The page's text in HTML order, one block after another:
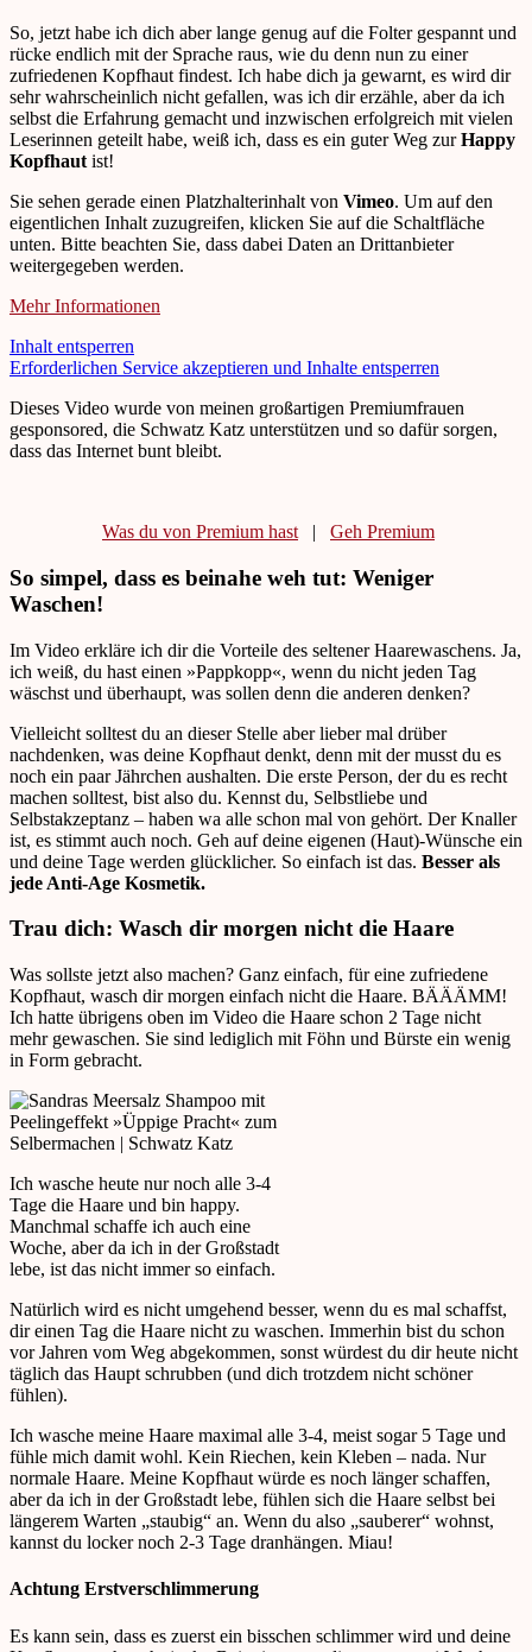
So, jetzt habe ich dich aber lange genug auf die Folter gespannt und
rücke endlich mit der Sprache raus, wie du denn nun zu einer
zufriedenen Kopfhaut findest. Ich habe dich ja gewarnt, es wird dir
sehr wahrscheinlich nicht gefallen, was ich dir erzähle, aber da ich
selbst die Erfahrung gemacht und inzwischen erfolgreich mit vielen
Leserinnen geteilt habe, weiß ich, dass es ein guter Weg zurHappy
Kopfhaut ist!
Sie sehen gerade einen Platzhalterinhalt von Vimeo. Um auf den
eigentlichen Inhalt zuzugreifen, klicken Sie auf die Schaltfläche
unten. Bitte beachten Sie, dass dabei Daten an Drittanbieter
weitergegeben werden.
Mehr Informationen
Inhalt entsperren
Erforderlichen Service akzeptieren und Inhalte entsperren
Dieses Video wurde von meinen großartigen Premiumfrauen
gesponsored, die Schwatz Katz unterstützen und so dafür sorgen,
dass das Internet bunt bleibt.
Was du von Premium hast | Geh Premium
So simpel, dass es beinahe weh tut: Weniger
Waschen!
Im Video erkläre ich dir die Vorteile des seltener Haarewaschens. Ja,
ich weiß, du hast einen »Pappkopp«, wenn du nicht jeden Tag
wäschst und überhaupt, was sollen denn die anderen denken?
Vielleicht solltest du an dieser Stelle aber lieber mal drüber
nachdenken, was deine Kopfhaut denkt, denn mit der musst du es
noch ein paar Jährchen aushalten. Die erste Person, der du es recht
machen solltest, bist also du. Kennst du, Selbstliebe und
Selbstakzeptanz – haben wa alle schon mal von gehört. Der Knaller
ist, es stimmt auch noch. Geh auf deine eigenen (Haut)-Wünsche ein
und deine Tage werden glücklicher. So einfach ist das. Besser als
jede Anti-Age Kosmetik.
Trau dich: Wasch dir morgen nicht die Haare
Was sollste jetzt also machen? Ganz einfach, für eine zufriedene
Kopfhaut, wasch dir morgen einfach nicht die Haare. BÄÄÄMM!
Ich hatte übrigens oben im Video die Haare schon 2 Tage nicht
mehr gewaschen. Sie sind lediglich mit Föhn und Bürste ein wenig
in Form gebracht.
Ich wasche heute nur noch alle 3-4
Tage die Haare und bin happy.
Manchmal schaffe ich auch eine
Woche, aber da ich in der Großstadt
lebe, ist das nicht immer so einfach.
Natürlich wird es nicht umgehend besser, wenn du es mal schaffst,
dir einen Tag die Haare nicht zu waschen. Immerhin bist du schon
vor Jahren vom Weg abgekommen, sonst würdest du dir heute nicht
täglich das Haupt schrubben (und dich trotzdem nicht schöner
fühlen).
Ich wasche meine Haare maximal alle 3-4, meist sogar 5 Tage und
fühle mich damit wohl. Kein Riechen, kein Kleben – nada. Nur
normale Haare. Meine Kopfhaut würde es noch länger schaffen,
aber da ich in der Großstadt lebe, fühlen sich die Haare selbst bei
längerem Warten „staubig“ an. Wenn du also „sauberer“ wohnst,
kannst du locker noch 2-3 Tage dranhängen. Miau!
Achtung Erstverschlimmerung
Es kann sein, dass es zuerst ein bisschen schlimmer wird und deine